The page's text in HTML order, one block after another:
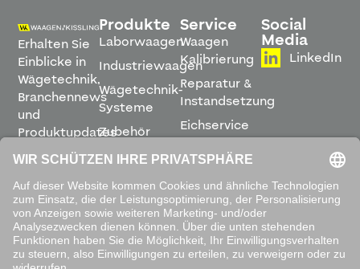
Erhalten Sie
Einblicke in
Wägetechnik,
Branchennews
und
Produktupdates
direkt in
Ihren
Posteingang.
ABONNIEREN
Produkte
Laborwaagen
Industriewaagen
Wägetechnik-
Systeme
Zubehör
Software
Service
Waagen
Kalibrierung
Reparatur &
Instandsetzung
Eichservice
Montage &
Inbetriebnahme
Leihwaagen
&
Mietservice
Social
Media
LinkedIn